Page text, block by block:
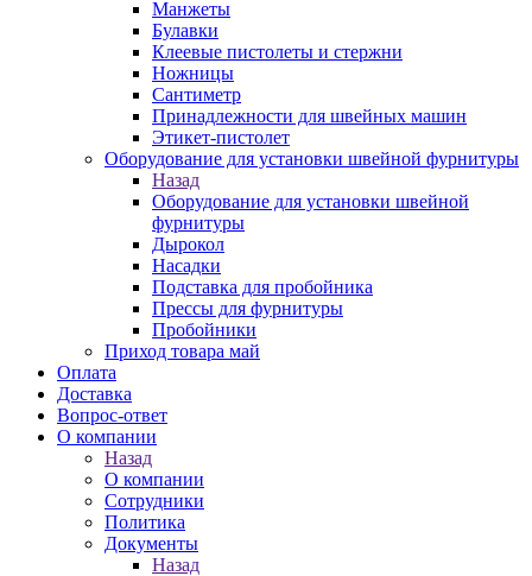
Манжеты
Булавки
Клеевые пистолеты и стержни
Ножницы
Сантиметр
Принадлежности для швейных машин
Этикет-пистолет
Оборудование для установки швейной фурнитуры
Назад
Оборудование для установки швейной
фурнитуры
Дырокол
Насадки
Подставка для пробойника
Прессы для фурнитуры
Пробойники
Приход товара май
Оплата
Доставка
Вопрос-ответ
О компании
Назад
О компании
Сотрудники
Политика
Документы
Назад